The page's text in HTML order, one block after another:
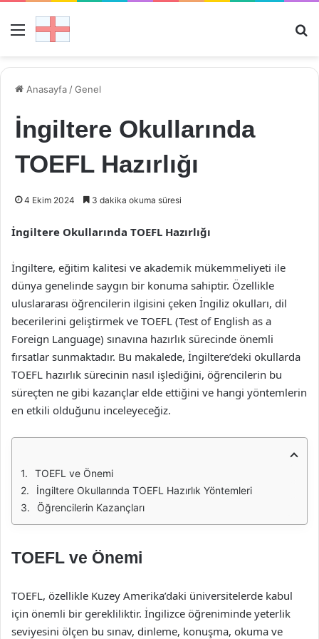
Menü
Anasayfa /Genel
İngiltere Okullarında
TOEFL Hazırlığı
4 Ekim 2024 3 dakika okuma süresi
İngiltere Okullarında TOEFL Hazırlığı
İngiltere, eğitim kalitesi ve akademik mükemmeliyeti ile
dünya genelinde saygın bir konuma sahiptir. Özellikle
uluslararası öğrencilerin ilgisini çeken İngiliz okulları, dil
becerilerini geliştirmek ve TOEFL (Test of English as a
Foreign Language) sınavına hazırlık sürecinde önemli
fırsatlar sunmaktadır. Bu makalede, İngiltere’deki okullarda
TOEFL hazırlık sürecinin nasıl işlediğini, öğrencilerin bu
süreçten ne gibi kazançlar elde ettiğini ve hangi yöntemlerin
en etkili olduğunu inceleyeceğiz.
TOEFL ve Önemi
İngiltere Okullarında TOEFL Hazırlık Yöntemleri
Öğrencilerin Kazançları
TOEFL ve Önemi
TOEFL, özellikle Kuzey Amerika’daki üniversitelerde kabul
için önemli bir gerekliliktir. İngilizce öğreniminde yeterlik
seviyesini ölçen bu sınav, dinleme, konuşma, okuma ve